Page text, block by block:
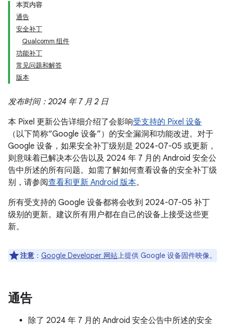
本页内容
通告
安全补丁
Qualcomm 组件
功能补丁
常见问题和解答
版本
发布时间：2024 年 7 月 2 日
本 Pixel 更新公告详细介绍了会影响受支持的 Pixel 设备
（以下简称“Google 设备”）的安全漏洞和功能改进。对于
Google 设备，如果安全补丁级别是 2024-07-05 或更新，
则意味着已解决本公告以及 2024 年 7 月的 Android 安全公
告中所述的所有问题。如需了解如何查看设备的安全补丁级
别，请参阅查看和更新 Android 版本。
所有受支持的 Google 设备都将会收到 2024-07-05 补丁
级别的更新。建议所有用户都在自己的设备上接受这些更
新。
注意 ： Google Developer 网站上提供 Google 设备固件映像。
通告
除了 2024 年 7 月的 Android 安全公告中所述的安全